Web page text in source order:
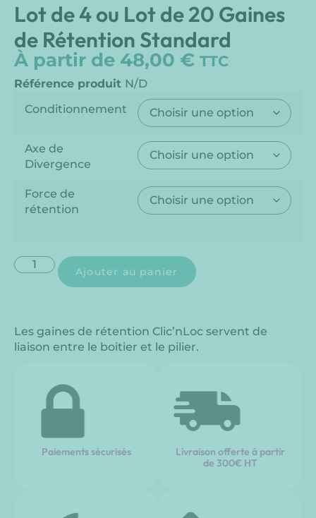
Lot de 4 ou Lot de 20 Gaines
de Rétention Standard
À partir de 48,00 € TTC
Référence produit N/D
Conditionnement
Axe de
Divergence
Force de
rétention
Ajouter au panier
Les gaines de rétention Clic’nLoc servent de
liaison entre le boitier et le pilier.
Paiements sécurisés
Livraison offerte à partir
de 300€ HT